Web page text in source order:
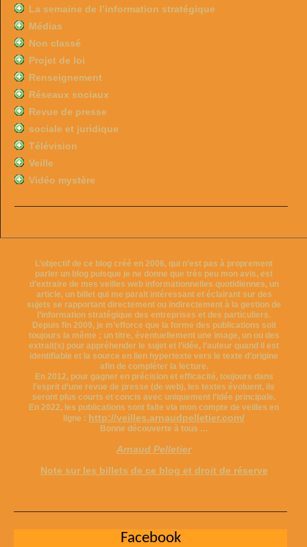
La semaine de l’information stratégique
Médias
Non classé
Projet de loi
Renseignement
Réseaux sociaux
Revue de presse
sociale et juridique
Télévision
Veille
Vidéo mystère
L’objectif de ce blog créé en 2006, qui n’est pas à proprement
parler un blog puisque je ne donne que très peu mon avis, est
d’extraire de mes veilles web informationnelles quotidiennes, un
article, un billet qui me parait intéressant et éclairant sur des
sujets se rapportant directement ou indirectement à la gestion de
l’information stratégique des entreprises et des particuliers.
Depuis fin 2009, je m’efforce que la forme des publications soit
toujours la même ; un titre, éventuellement une image, un ou des
extrait(s) pour appréhender le sujet et l’idée, l’auteur quand il est
identifiable et la source en lien hypertexte vers le texte d’origine
afin de compléter la lecture.
En 2012, pour gagner en précision et efficacité, toujours dans
l’esprit d’une revue de presse (de web), les textes évoluent, ils
seront plus courts et concis avec uniquement l’idée principale.
En 2022, les publications sont faite via mon compte de veilles en
ligne : http://veilles.arnaudpelletier.com/
Bonne découverte à tous …
Arnaud Pelletier
Note sur les billets de ce blog et droit de réserve
Facebook